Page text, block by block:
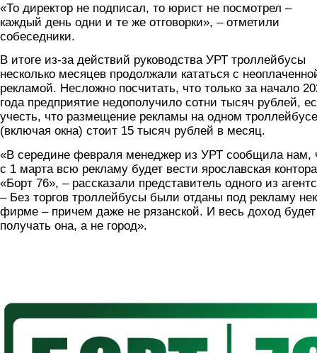
«То директор не подписал, то юрист не посмотрел –
каждый день одни и те же отговорки», – отметили
собеседники.
В итоге из-за действий руководства УРТ троллейбусы
несколько месяцев продолжали кататься с
рекламой. Несложно посчитать, что только за начало
года предприятие недополучило сотни тысяч рублей,
учесть, что размещение рекламы на одном троллейбусе
(включая окна) стоит 15 тысяч рублей в месяц.
«В середине февраля менеджер из УРТ сообщила нам,
с 1 марта всю рекламу будет вести ярославская контора
«Борт 76», – рассказали представитель одного из
– Без торгов троллейбусы были отданы под рекламу
фирме – причем даже не рязанской. И весь доход будет
получать она, а не город».